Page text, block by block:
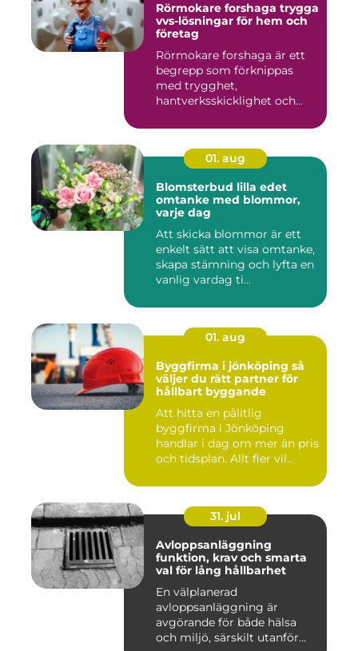
Rörmokare forshaga trygga
vvs-lösningar för hem och
företag
Rörmokare forshaga är ett
begrepp som förknippas
med trygghet,
hantverksskicklighet och
01. aug
Blomsterbud lilla edet
omtanke med blommor,
varje dag
Att skicka blommor är ett
enkelt sätt att visa omtanke,
skapa stämning och lyfta en
vanlig vardag ti...
01. aug
Byggfirma i jönköping så
väljer du rätt partner för
hållbart byggande
Att hitta en pålitlig
byggfirma i Jönköping
handlar i dag om mer än pris
och tidsplan. Allt fler vil...
31. jul
Avloppsanläggning
funktion, krav och smarta
val för lång hållbarhet
En välplanerad
avloppsanläggning är
avgörande för både hälsa
och miljö, särskilt utanför